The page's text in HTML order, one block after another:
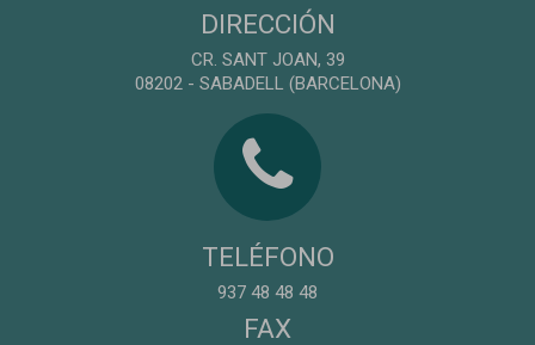
DIRECCIÓN
CR. SANT JOAN, 39
08202 - SABADELL (BARCELONA)
TELÉFONO
937 48 48 48
FAX